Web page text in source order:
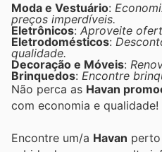
Moda e Vestuário:
preços imperdíveis.
Eletrônicos: Aproveite
Eletrodomésticos:
qualidade.
Decoração e Móveis:
Brinquedos: Encontre
Não perca as Havan
com economia e qualidade!
Encontre um/a Havan